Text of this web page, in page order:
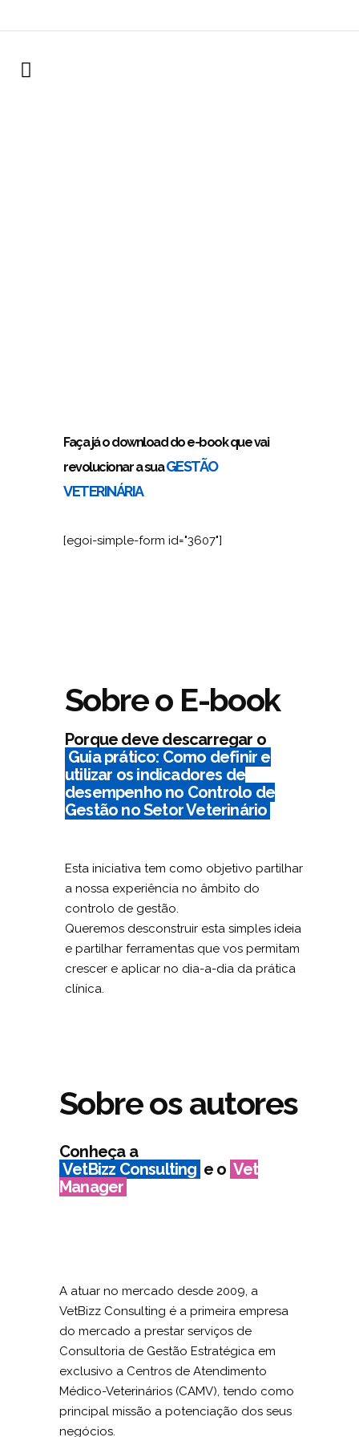
Faça já o download do e-book que vai
revolucionar a suaGESTÃO
VETERINÁRIA
[egoi-simple-form id="3607"]
Sobre o E-book
Porque deve descarregar o
Guia prático: Como definir e
utilizar os indicadores de
desempenho no Controlo de
Gestão no Setor Veterinário
Esta iniciativa tem como objetivo partilhar
a nossa experiência no âmbito do
controlo de gestão.
Queremos desconstruir esta simples ideia
e partilhar ferramentas que vos permitam
crescer e aplicar no dia-a-dia da prática
clínica.
Sobre os autores
Conheça a
VetBizz Consulting e o Vet
Manager
A atuar no mercado desde 2009, a
VetBizz Consulting é a primeira empresa
do mercado a prestar serviços de
Consultoria de Gestão Estratégica em
exclusivo a Centros de Atendimento
Médico-Veterinários (CAMV), tendo como
principal missão a potenciação dos seus
negócios.